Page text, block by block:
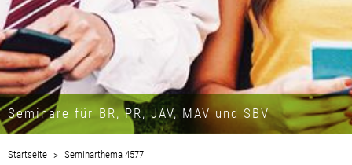
Seminare für BR, PR, JAV, MAV und SBV
Startseite Seminarthema 4577